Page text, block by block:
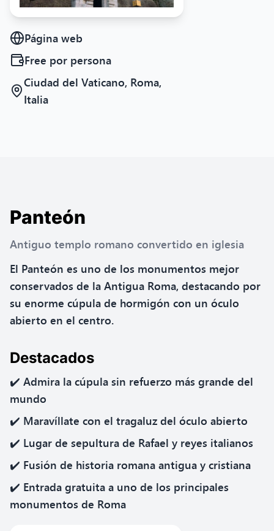
Página web
Free por persona
Ciudad del Vaticano, Roma,
Italia
Panteón
Antiguo templo romano convertido en iglesia
El Panteón es uno de los monumentos mejor
conservados de la Antigua Roma, destacando por
su enorme cúpula de hormigón con un óculo
abierto en el centro.
Destacados
✔️ Admira la cúpula sin refuerzo más grande del
mundo
✔️ Maravíllate con el tragaluz del óculo abierto
✔️ Lugar de sepultura de Rafael y reyes italianos
✔️ Fusión de historia romana antigua y cristiana
✔️ Entrada gratuita a uno de los principales
monumentos de Roma